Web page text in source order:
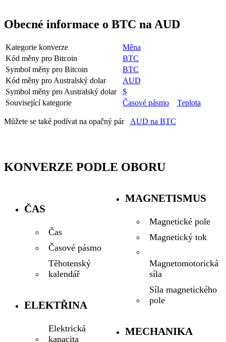
Obecné informace o BTC na AUD
Kategorie konverze
Měna
Kód měny pro Bitcoin
BTC
Symbol měny pro Bitcoin
BTC
Kód měny pro Australský dolar
AUD
Symbol měny pro Australský dolar
$
Související kategorie
Časové pásmo Teplota
Můžete se také podívat na opačný pár AUD na BTC
KONVERZE PODLE OBORU
ČAS
Čas
Časové pásmo
Těhotenský
kalendář
ELEKTŘINA
Elektrická
kapacita
MAGNETISMUS
Magnetické pole
Magnetický tok
Magnetomotorická
síla
Síla magnetického
pole
MECHANIKA